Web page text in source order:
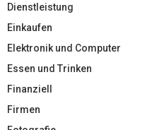
Dienstleistung
Einkaufen
Elektronik und Computer
Essen und Trinken
Finanziell
Firmen